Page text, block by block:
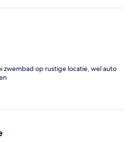
zwembad op rustige locatie, wel auto